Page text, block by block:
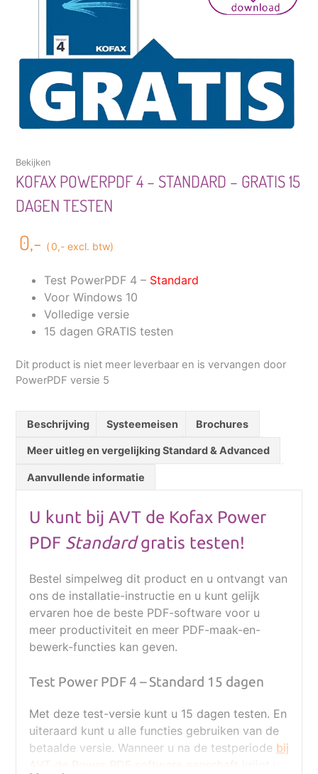
Bekijken
KOFAX POWERPDF 4 – STANDARD – GRATIS 15
DAGEN TESTEN
0,- (0,-excl. btw)
Test PowerPDF 4 – Standard
Voor Windows 10
Volledige versie
15 dagen GRATIS testen
Dit product is niet meer leverbaar en is vervangen door
PowerPDF versie 5
Beschrijving Systeemeisen Brochures
Meer uitleg en vergelijking Standard & Advanced
Aanvullende informatie
U kunt bij AVT de Kofax Power
PDF Standardgratis testen!
Bestel simpelweg dit product en u ontvangt van
ons de installatie-instructie en u kunt gelijk
ervaren hoe de beste PDF-software voor u
meer productiviteit en meer PDF-maak-en-
bewerk-functies kan geven.
Test Power PDF 4 – Standard 15 dagen
Met deze test-versie kunt u 15 dagen testen. En
uiteraard kunt u alle functies gebruiken van de
betaalde versie. Wanneer u na de testperiode bij
AVT de Power PDF software aanschaft